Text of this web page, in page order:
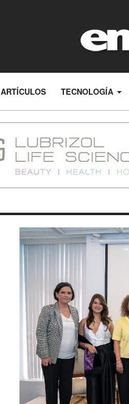
ARTÍCULOS TECNOLOGÍA